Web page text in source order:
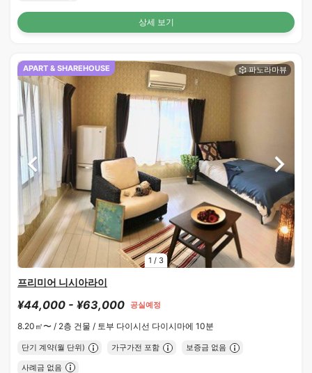
상세 보기
1 / 3
APART & SHAREHOUSE
프리미어 니시아라이
¥44,000 - ¥63,000 공실예정
8.20㎡〜 / 2층 건물 / 토부 다이시선 다이시마에 10분
단기 계약(월 단위) 가구가전 포함 보증금 없음
사례금 없음